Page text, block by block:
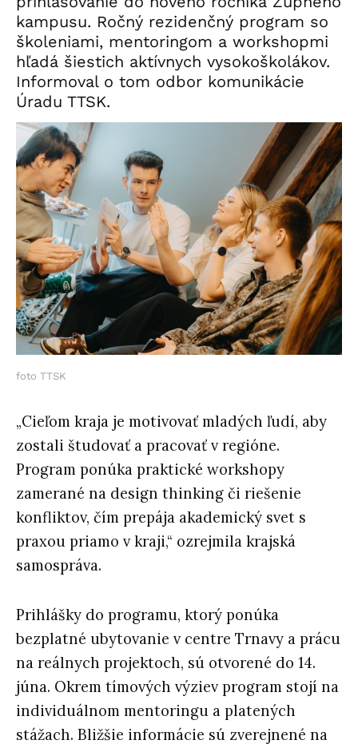
kampusu. Ročný rezidenčný program so
školeniami, mentoringom a workshopmi
hľadá šiestich aktívnych vysokoškolákov.
Informoval o tom odbor komunikácie
Úradu TTSK.
foto TTSK
„Cieľom kraja je motivovať mladých ľudí, aby
zostali študovať a pracovať v regióne.
Program ponúka praktické workshopy
zamerané na design thinking či riešenie
konfliktov, čím prepája akademický svet s
praxou priamo v kraji,“ ozrejmila krajská
samospráva.
Prihlášky do programu, ktorý ponúka
bezplatné ubytovanie v centre Trnavy a prácu
na reálnych projektoch, sú otvorené do 14.
júna. Okrem tímových výziev program stojí na
individuálnom mentoringu a platených
stážach. Bližšie informácie sú zverejnené na